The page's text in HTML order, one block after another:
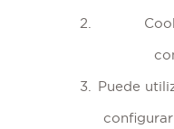
Puede